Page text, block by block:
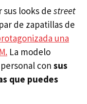
sus looks de street
de zapatillas de
una
La modelo
con sus
que puedes